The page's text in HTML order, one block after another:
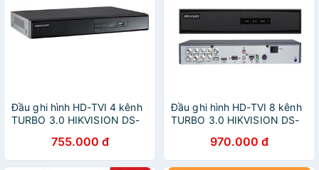
Đầu ghi hình HD-TVI 4 kênh
TURBO 3.0 HIKVISION DS-
755.000 đ
Đầu ghi hình HD-TVI 8 kênh
TURBO 3.0 HIKVISION DS-
thay thế qua DS-7208HGHI-
K1(S)
970.000 đ